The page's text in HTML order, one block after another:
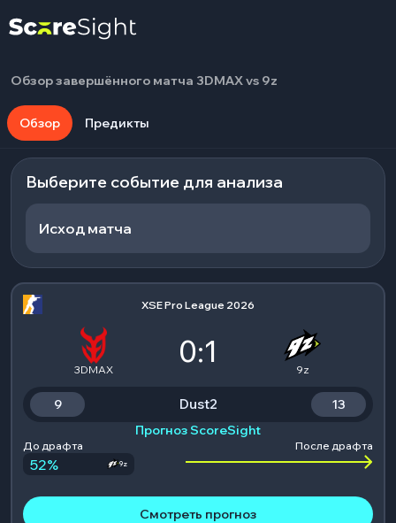
Обзор завершённого матча 3DMAX vs 9z
Обзор Предикты
Выберите событие для анализа
Исход матча
XSE Pro League 2026
3DMAX
0:1
9z
9 Dust2
13
Прогноз ScoreSight
До драфта После драфта
52% 9z
Смотреть прогноз